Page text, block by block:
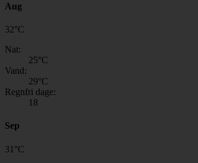
Aug
32°C
Nat:
25°C
Vand:
29°C
Regnfri dage:
18
Sep
31 °C